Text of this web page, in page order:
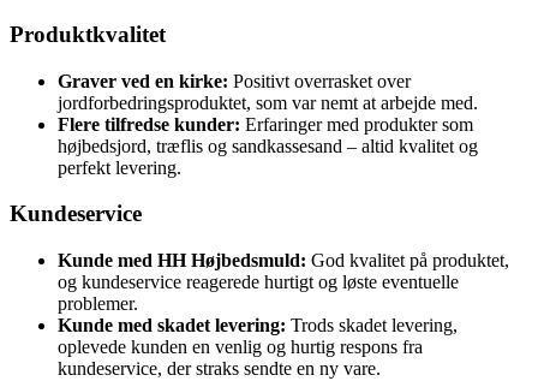
Produktkvalitet
Graver ved en kirke: Positivt overrasket over
jordforbedringsproduktet, som var nemt at arbejde med.
Flere tilfredse kunder: Erfaringer med produkter som
højbedsjord, træflis og sandkassesand – altid kvalitet og
perfekt levering.
Kundeservice
Kunde med HH Højbedsmuld: God kvalitet på produktet,
og kundeservice reagerede hurtigt og løste eventuelle
problemer.
Kunde med skadet levering: Trods skadet levering,
oplevede kunden en venlig og hurtig respons fra
kundeservice, der straks sendte en ny vare.